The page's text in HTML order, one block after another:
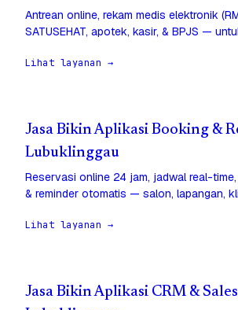
Antrean online, rekam medis elektronik
SATUSEHAT, apotek, kasir, & BPJS —
Lihat layanan →
Jasa Bikin Aplikasi Booking &
Lubuklinggau
Reservasi online 24 jam, jadwal real-time,
& reminder otomatis — salon, lapangan,
Lihat layanan →
Jasa Bikin Aplikasi CRM &